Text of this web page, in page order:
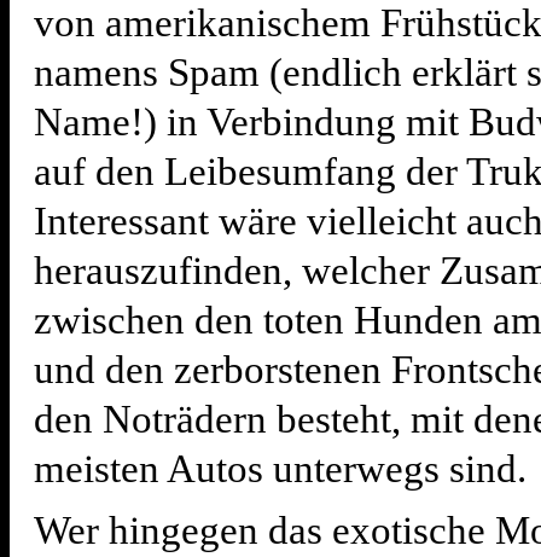
von amerikanischem
namens Spam (endlich erklärt
Name!) in Verbindung mit
auf den Leibesumfang der
Interessant wäre vielleicht
herauszufinden, welcher
zwischen den toten Hunden
und den zerborstenen
den Noträdern besteht, mit
meisten Autos unterwegs sind.
Wer hingegen das exotische